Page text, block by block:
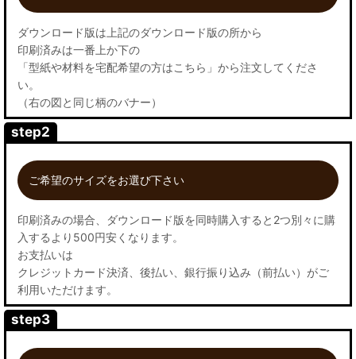
ダウンロード版は上記のダウンロード版の所から
印刷済みは一番上か下の
「型紙や材料を宅配希望の方はこちら」から注文してくださ
い。
（右の図と同じ柄のバナー）
step2
ご希望のサイズをお選び下さい
印刷済みの場合、ダウンロード版を同時購入すると2つ別々に購
入するより500円安くなります。
お支払いは
クレジットカード決済、後払い、銀行振り込み（前払い）がご
利用いただけます。
step3